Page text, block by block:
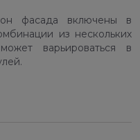
фасада включены в
из нескольких
варьироваться в